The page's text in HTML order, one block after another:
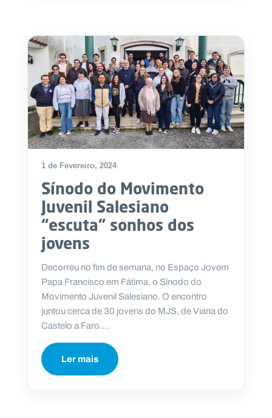
1 de Fevereiro, 2024
Sínodo do Movimento
Juvenil Salesiano
“escuta” sonhos dos
jovens
Decorreu no fim de semana, no Espaço Jovem
Papa Francisco em Fátima, o Sínodo do
Movimento Juvenil Salesiano. O encontro
juntou cerca de 30 jovens do MJS, de Viana do
Castelo a Faro....
Ler mais